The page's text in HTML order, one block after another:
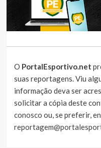
O PortalEsportivo.net
suas reportagens. Viu
informação deva ser
solicitar a cópia deste
conosco ou, se preferir,